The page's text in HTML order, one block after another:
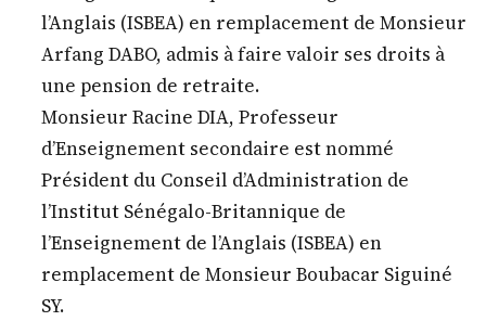
l’Anglais (ISBEA) en remplacement de Monsieur
Arfang DABO, admis à faire valoir ses droits à
une pension de retraite.
Monsieur Racine DIA, Professeur
d’Enseignement secondaire est nommé
Président du Conseil d’Administration de
l’Institut Sénégalo-Britannique de
l’Enseignement de l’Anglais (ISBEA) en
remplacement de Monsieur Boubacar Siguiné
SY.